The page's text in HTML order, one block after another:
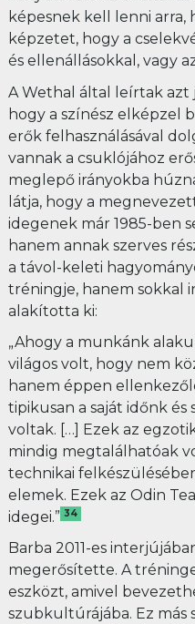
képesnek kell lenni arra,
képzetet, hogy a
és ellenállásokkal, vagy
A Wethal által leírtak
hogy a színész elképzel
erők felhasználásával
vannak a csuklójához
meglepő irányokba
látja, hogy a
idegenek már 1985-ben
hanem annak szerves
a távol-keleti
tréningje, hanem sokkal
alakította ki:
„Ahogy a munkánk
világos volt, hogy nem
hanem éppen
tipikusan a saját időnk
voltak. […] Ezek az
mindig megtalálhatóak
technikai
elemek. Ezek az Odin
idegei.” 34
Barba 2011-es
megerősítette. A
eszközt, amivel
szubkultúrájába. Ez más